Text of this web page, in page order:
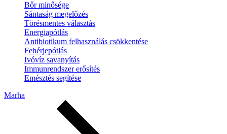
Bőr minősége
Sántaság megelőzés
Törésmentes választás
Energiapótlás
Antibiotikum felhasználás csökkentése
Fehérjepótlás
Ivóvíz savanyítás
Immunrendszer erősítés
Emésztés segítése
Marha